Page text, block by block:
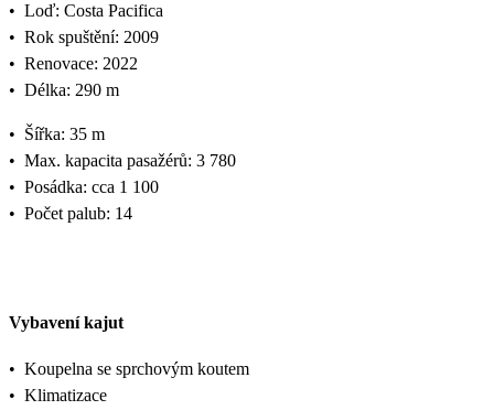
• Loď: Costa Pacifica
• Rok spuštění: 2009
• Renovace: 2022
• Délka: 290 m
• Šířka: 35 m
• Max. kapacita pasažérů: 3 780
• Posádka: cca 1 100
• Počet palub: 14
Vybavení kajut
• Koupelna se sprchovým koutem
• Klimatizace